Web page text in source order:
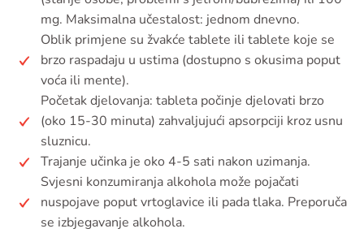
mg. Maksimalna učestalost: jednom dnevno.
Oblik primjene su žvakće tablete ili tablete koje se
brzo raspadaju u ustima (dostupno s okusima poput
voća ili mente).
Početak djelovanja: tableta počinje djelovati brzo
(oko 15-30 minuta) zahvaljujući apsorpciji kroz usnu
sluznicu.
Trajanje učinka je oko 4-5 sati nakon uzimanja.
Svjesni konzumiranja alkohola može pojačati
nuspojave poput vrtoglavice ili pada tlaka. Preporuča
se izbjegavanje alkohola.